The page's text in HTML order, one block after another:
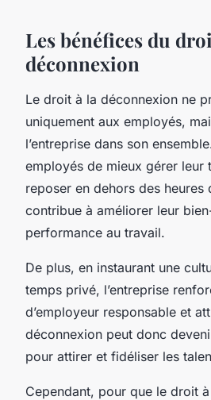
Les bénéfices du
déconnexion
Le droit à la déconnexion ne
uniquement aux employés,
l’entreprise dans son
employés de mieux gérer leur
reposer en dehors des heures
contribue à améliorer leur
performance au travail.
De plus, en instaurant une
temps privé, l’entreprise
d’employeur responsable et
déconnexion peut donc
pour attirer et fidéliser les
Cependant, pour que le droit